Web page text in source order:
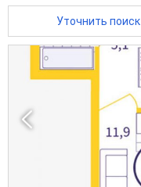
Уточнить поиск